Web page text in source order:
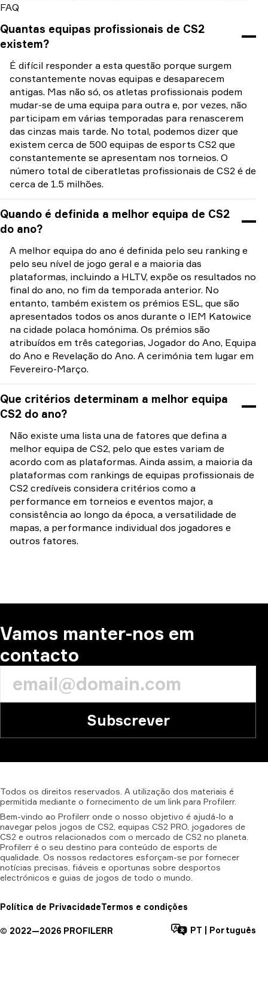
FAQ
Quantas equipas profissionais de CS2
existem?
É difícil responder a esta questão porque surgem
constantemente novas equipas e desaparecem
antigas. Mas não só, os atletas profissionais podem
mudar-se de uma equipa para outra e, por vezes, não
participam em várias temporadas para renascerem
das cinzas mais tarde. No total, podemos dizer que
existem cerca de 500 equipas de esports CS2 que
constantemente se apresentam nos torneios. O
número total de ciberatletas profissionais de CS2 é de
cerca de 1.5 milhões.
Quando é definida a melhor equipa de CS2
do ano?
A melhor equipa do ano é definida pelo seu ranking e
pelo seu nível de jogo geral e a maioria das
plataformas, incluindo a HLTV, expõe os resultados no
final do ano, no fim da temporada anterior. No
entanto, também existem os prémios ESL, que são
apresentados todos os anos durante o IEM Katowice
na cidade polaca homónima. Os prémios são
atribuídos em três categorias, Jogador do Ano, Equipa
do Ano e Revelação do Ano. A cerimónia tem lugar em
Fevereiro-Março.
Que critérios determinam a melhor equipa
CS2 do ano?
Não existe uma lista una de fatores que defina a
melhor equipa de CS2, pelo que estes variam de
acordo com as plataformas. Ainda assim, a maioria da
plataformas com rankings de equipas profissionais de
CS2 credíveis considera critérios como a
performance em torneios e eventos major, a
consistência ao longo da época, a versatilidade de
mapas, a performance individual dos jogadores e
outros fatores.
Vamos manter-nos em
contacto
Subscrever
Todos os direitos reservados. A utilização dos materiais é
permitida mediante o fornecimento de um link para Profilerr.
Bem-vindo ao Profilerr onde o nosso objetivo é ajudá-lo a
navegar pelos jogos de CS2, equipas CS2 PRO, jogadores de
CS2 e outros relacionados com o mercado de CS2 no planeta.
Profilerr é o seu destino para conteúdo de esports de
qualidade. Os nossos redactores esforçam-se por fornecer
notícias precisas, fiáveis e oportunas sobre desportos
electrónicos e guias de jogos de todo o mundo.
Política de PrivacidadeTermos e condições
© 2022—2026 PROFILERR PT Português